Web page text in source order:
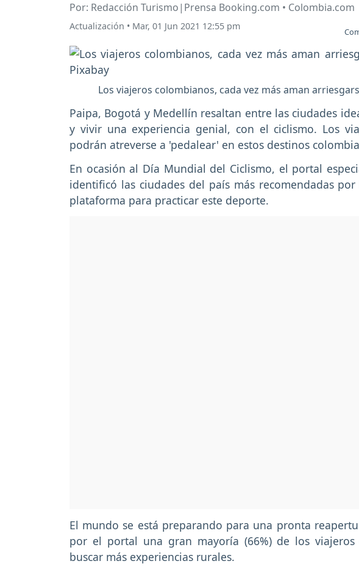
Por: Redacción Turismo|Prensa Booking.com • Colombia.com
Actualización • Mar, 01 Jun 2021 12:55 pm
Los viajeros colombianos, cada vez más aman
Paipa, Bogotá y Medellín resaltan entre las ciudades
y vivir una experiencia genial, con el ciclismo. Los
podrán atreverse a 'pedalear' en estos destinos
En ocasión al Día Mundial del Ciclismo, el portal
identificó las ciudades del país más recomendadas
plataforma para practicar este deporte.
El mundo se está preparando para una pronta
por el portal una gran mayoría (66%) de los viajeros
buscar más experiencias rurales.